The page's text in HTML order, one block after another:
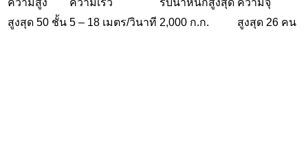
ความสูง ความเร็ว รับน้ำหนักสูงสุด ความจุ
สูงสุด 50 ชั้น 5 – 18 เมตร/วินาที 2,000 ก.ก. สูงสุด 26 คน